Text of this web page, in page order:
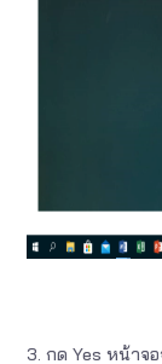
3. กด Yes หน้าจอ